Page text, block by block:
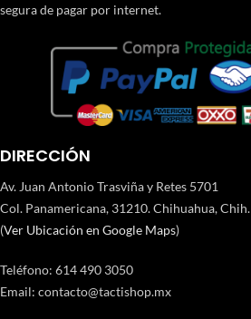
segura de pagar por internet.
DIRECCIÓN
Av. Juan Antonio Trasviña y Retes 5701
Col. Panamericana, 31210. Chihuahua, Chih.
(Ver Ubicación en Google Maps)
Teléfono: 614 490 3050
Email: contacto@tactishop.mx